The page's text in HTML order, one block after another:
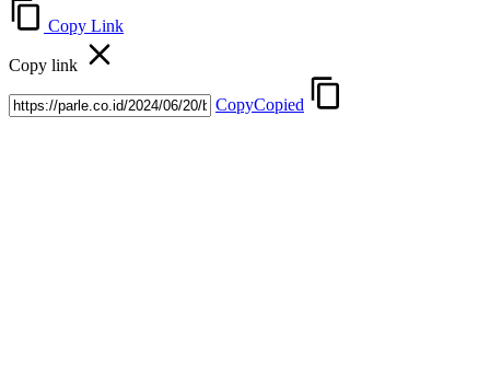
Copy Link
Copy link
CopyCopied